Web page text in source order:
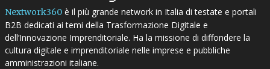
Nextwork360è il più grande network in Italia di testate e portali
B2B dedicati ai temi della Trasformazione Digitale e
dell’Innovazione Imprenditoriale. Ha la missione di diffondere la
cultura digitale e imprenditoriale nelle imprese e pubbliche
amministrazioni italiane.